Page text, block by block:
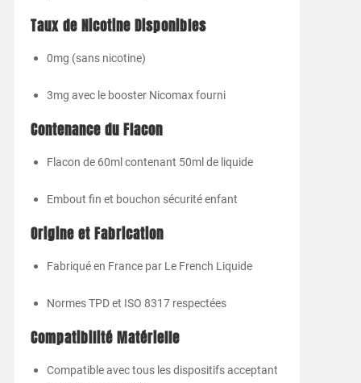
Taux de Nicotine Disponibles
0mg (sans nicotine)
3mg avec le booster Nicomax fourni
Contenance du Flacon
Flacon de 60ml contenant 50ml de liquide
Embout fin et bouchon sécurité enfant
Origine et Fabrication
Fabriqué en France par Le French Liquide
Normes TPD et ISO 8317 respectées
Compatibilité Matérielle
Compatible avec tous les dispositifs acceptant